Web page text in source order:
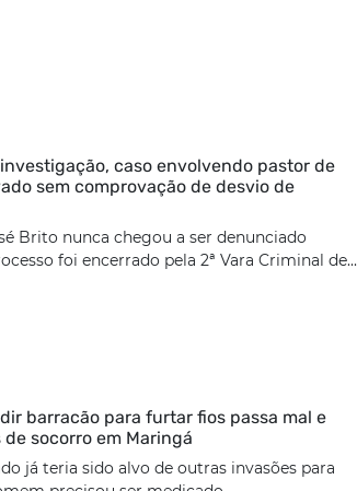
caso envolvendo pastor de
sem comprovação de desvio de
Brito nunca chegou a ser denunciado
foi encerrado pela 2ª Vara Criminal de...
barracão para furtar fios passa mal e
socorro em Maringá
já teria sido alvo de outras invasões para